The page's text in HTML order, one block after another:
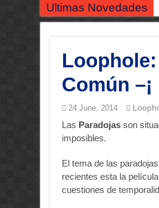
Ultimas Novedades
Común
24 June, 2014
Las Paradojasson
imposibles.
El tema de las
recientes esta la
cuestiones de